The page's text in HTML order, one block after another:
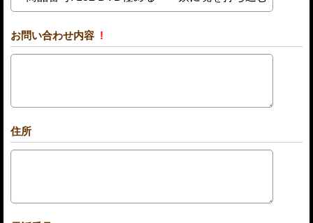
お問い合わせ内容 !
住所